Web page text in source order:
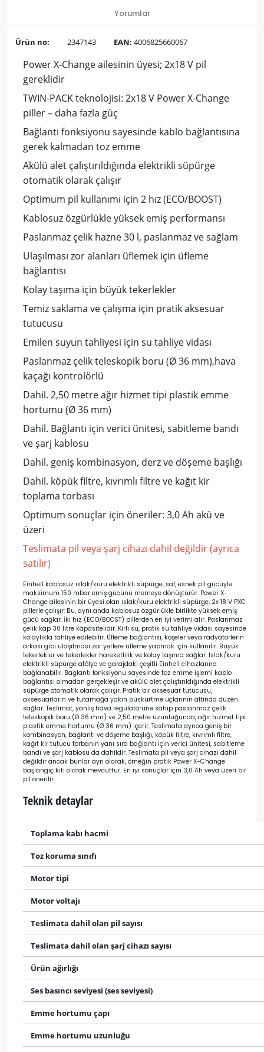
Yorumlar
Ürün no: 2347143 EAN: 4006825660067
Power X-Change ailesinin üyesi; 2x18 V pil
gereklidir
TWIN-PACK teknolojisi: 2x18 V Power X-Change
piller – daha fazla güç
Bağlantı fonksiyonu sayesinde kablo bağlantısına
gerek kalmadan toz emme
Akülü alet çalıştırıldığında elektrikli süpürge
otomatik olarak çalışır
Optimum pil kullanımı için 2 hız (ECO/BOOST)
Kablosuz özgürlükle yüksek emiş performansı
Paslanmaz çelik hazne 30 l, paslanmaz ve sağlam
Ulaşılması zor alanları üflemek için üfleme
bağlantısı
Kolay taşıma için büyük tekerlekler
Temiz saklama ve çalışma için pratik aksesuar
tutucusu
Emilen suyun tahliyesi için su tahliye vidası
Paslanmaz çelik teleskopik boru (Ø 36 mm),hava
kaçağı kontrolörlü
Dahil. 2,50 metre ağır hizmet tipi plastik emme
hortumu (Ø 36 mm)
Dahil. Bağlantı için verici ünitesi, sabitleme bandı
ve şarj kablosu
Dahil. geniş kombinasyon, derz ve döşeme başlığı
Dahil. köpük filtre, kıvrımlı filtre ve kağıt kir
toplama torbası
Optimum sonuçlar için öneriler: 3,0 Ah akü ve
üzeri
Teslimata pil veya şarj cihazı dahil değildir (ayrıca
satılır)
Einhell kablosuz ıslak/kuru elektrikli süpürge, saf, esnek pil gücüyle
maksimum 150 mbar emiş gücünü memeye dönüştürür. Power X-
Change ailesinin bir üyesi olan ıslak/kuru elektrikli süpürge, 2x 18 V PXC
pillerle çalışır: Bu, aynı anda kablosuz özgürlükle birlikte yüksek emiş
gücü sağlar. İki hız (ECO/BOOST) pillerden en iyi verimi alır. Paslanmaz
çelik kap 30 litre kapasitelidir. Kirli su, pratik su tahliye vidası sayesinde
kolaylıkla tahliye edilebilir. Üfleme bağlantısı, köşeler veya radyatörlerin
arkası gibi ulaşılması zor yerlere üfleme yapmak için kullanılır. Büyük
tekerlekler ve tekerlekler hareketlilik ve kolay taşıma sağlar. Islak/kuru
elektrikli süpürge atölye ve garajdaki çeşitli Einhell cihazlarına
bağlanabilir. Bağlantı fonksiyonu sayesinde toz emme işlemi kablo
bağlantısı olmadan gerçekleşir ve akülü alet çalıştırıldığında elektrikli
süpürge otomatik olarak çalışır. Pratik bir aksesuar tutucusu,
aksesuarların ve tutamağa yakın püskürtme uçlarının altında düzen
sağlar. Teslimat, yanlış hava regülatörüne sahip paslanmaz çelik
teleskopik boru (Ø 36 mm) ve 2,50 metre uzunluğunda, ağır hizmet tipi
plastik emme hortumu (Ø 36 mm) içerir. Teslimata ayrıca geniş bir
kombinasyon, bağlantı ve döşeme başlığı, köpük filtre, kıvrımlı filtre,
kağıt kir tutucu torbanın yanı sıra bağlantı için verici ünitesi, sabitleme
bandı ve şarj kablosu da dahildir. Teslimata pil veya şarj cihazı dahil
değildir ancak bunlar ayrı olarak, örneğin pratik Power X-Change
başlangıç ​​kiti olarak mevcuttur. En iyi sonuçlar için 3,0 Ah veya üzeri bir
pil önerilir.
Teknik detaylar
Toplama kabı hacmi
Toz koruma sınıfı
Motor tipi
Motor voltajı
Teslimata dahil olan pil sayısı
Teslimata dahil olan şarj cihazı sayısı
Ürün ağırlığı
Ses basıncı seviyesi (ses seviyesi)
Emme hortumu çapı
Emme hortumu uzunluğu